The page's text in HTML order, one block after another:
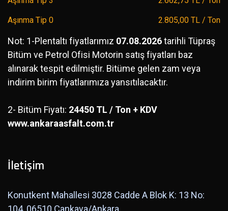
Aşınma Tip 0 2.805,00 TL / Ton
Not: 1-Plentaltı fiyatlarımız 07.08.2026tarihli Tüpraş
Bitüm ve Petrol Ofisi Motorin satış fiyatları baz
alınarak tespit edilmiştir. Bitüme gelen zam veya
indirim birim fiyatlarımıza yansıtılacaktır.
2- Bitüm Fiyatı: 24450 TL / Ton + KDV
www.ankaraasfalt.com.tr
İletişim
Konutkent Mahallesi 3028 Cadde A Blok K: 13 No:
104, 06510 Çankaya/Ankara